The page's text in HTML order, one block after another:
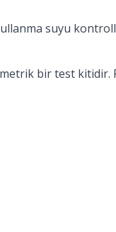
suyu
bir test kitidir.